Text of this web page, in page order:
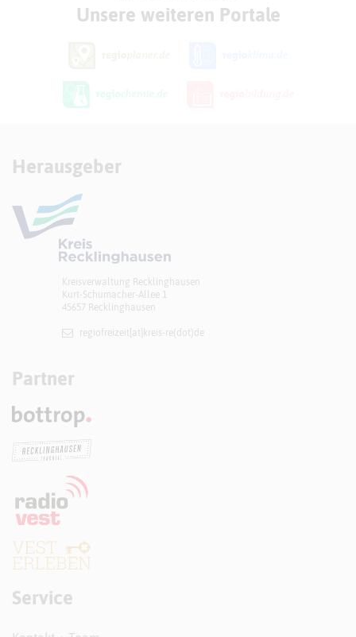
Unsere weiteren Portale
Herausgeber
Kreisverwaltung Recklinghausen
Kurt-Schumacher-Allee 1
45657 Recklinghausen
regiofreizeit[at]​kreis-re(dot)de
Partner
Service